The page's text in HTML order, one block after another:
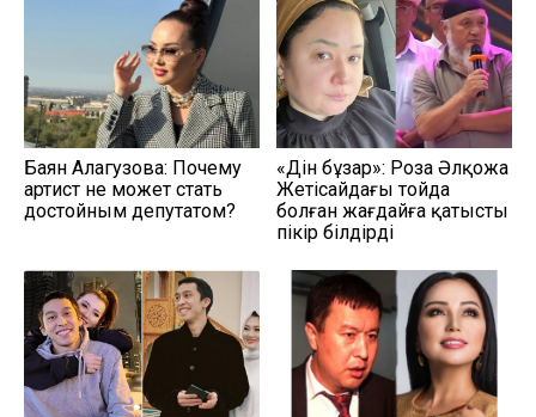
Баян Алагузова: Почему
артист не может стать
достойным депутатом?
«Дін бұзар»: Роза Әлқожа
Жетісайдағы тойда
болған жағдайға қатысты
пікір білдірді